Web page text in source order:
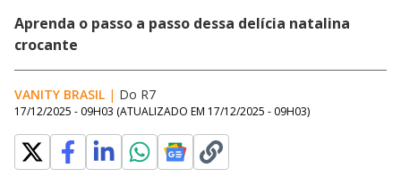
Aprenda o passo a passo dessa delícia natalina
crocante
VANITY BRASIL | Do R7
17/12/2025 - 09H03 (ATUALIZADO EM 17/12/2025 - 09H03)